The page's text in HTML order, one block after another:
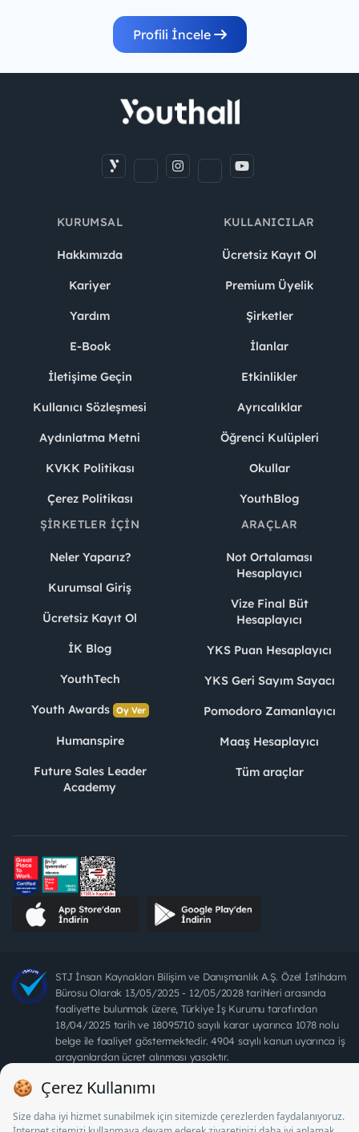
Profili İncele
KURUMSAL
Hakkımızda
Kariyer
Yardım
E-Book
İletişime Geçin
Kullanıcı Sözleşmesi
Aydınlatma Metni
KVKK Politikası
Çerez Politikası
KULLANICILAR
Ücretsiz Kayıt Ol
Premium Üyelik
Şirketler
İlanlar
Etkinlikler
Ayrıcalıklar
Öğrenci Kulüpleri
Okullar
YouthBlog
ŞIRKETLER İÇIN
Neler Yaparız?
Kurumsal Giriş
Ücretsiz Kayıt Ol
İK Blog
YouthTech
Youth Awards Oy Ver
Humanspire
Future Sales Leader
Academy
ARAÇLAR
Not Ortalaması
Hesaplayıcı
Vize Final Büt
Hesaplayıcı
YKS Puan Hesaplayıcı
YKS Geri Sayım Sayacı
Pomodoro Zamanlayıcı
Maaş Hesaplayıcı
Tüm araçlar
STJ İnsan Kaynakları Bilişim ve Danışmanlık A.Ş. Özel İstihdam
Bürosu Olarak 13/05/2025 - 12/05/2028 tarihleri arasında
faaliyette bulunmak üzere, Türkiye İş Kurumu tarafından
18/04/2025 tarih ve 18095710 sayılı karar uyarınca 1078 nolu
belge ile faaliyet göstermektedir. 4904 sayılı kanun uyarınca iş
arayanlardan ücret alınması yasaktır.